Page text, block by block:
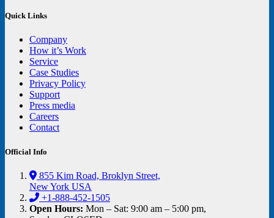
Quick Links
Company
How it’s Work
Service
Case Studies
Privacy Policy
Support
Press media
Careers
Contact
Official Info
855 Kim Road, Broklyn Street,
New York USA
+1-888-452-1505
Open Hours: Mon – Sat: 9:00 am – 5:00 pm,